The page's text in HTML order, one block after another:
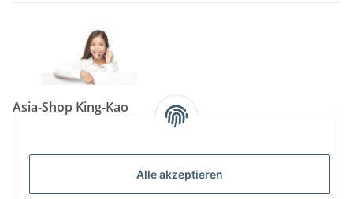
Alle akzeptieren
Asia-Shop King-Kao
Tel: (06825) 499-104
info@king-kao.de
Öffnungszeiten (Mo-Sa.) 9:00 - 19:00